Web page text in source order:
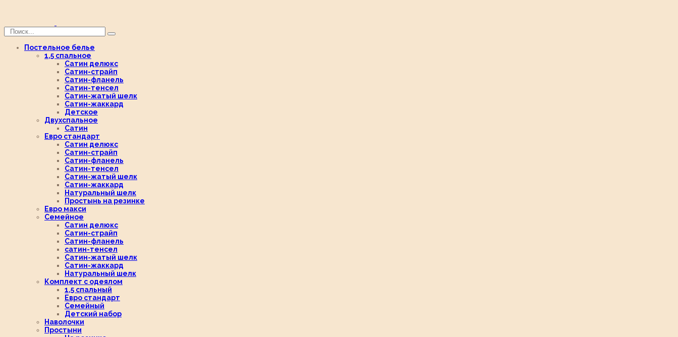
Постельное белье
1,5 спальное
Сатин делюкс
Сатин-страйп
Сатин-фланель
Сатин-тенсел
Сатин-жатый шелк
Сатин-жаккард
Детское
Двухспальное
Сатин
Евро стандарт
Сатин делюкс
Сатин-страйп
Сатин-фланель
Сатин-тенсел
Сатин-жатый шелк
Сатин-жаккард
Натуральный шелк
Простынь на резинке
Евро макси
Семейное
Сатин делюкс
Сатин-страйп
Сатин-фланель
сатин-тенсел
Сатин-жатый шелк
Сатин-жаккард
Натуральный шелк
Комплект с одеялом
1,5 спальный
Евро стандарт
Семейный
Детский набор
Наволочки
Простыни